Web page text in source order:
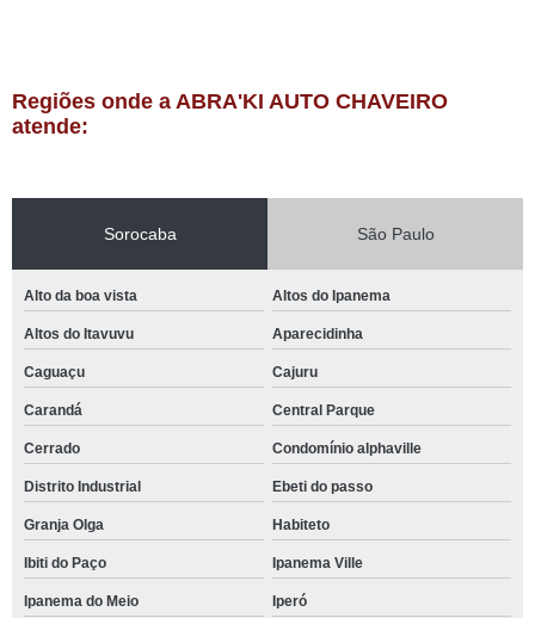
Regiões onde a ABRA'KI AUTO CHAVEIRO
atende:
Sorocaba São Paulo
Alto da boa vista Altos do Ipanema
Altos do Itavuvu Aparecidinha
Caguaçu Cajuru
Carandá Central Parque
Cerrado Condomínio alphaville
Distrito Industrial Ebeti do passo
Granja Olga Habiteto
Ibiti do Paço Ipanema Ville
Ipanema do Meio Iperó